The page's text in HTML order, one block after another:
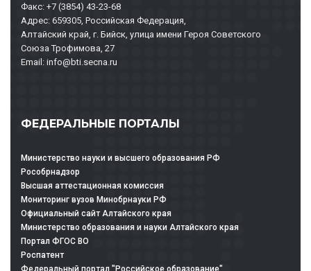
Факс: +7 (3854) 43-23-68
Адрес: 659305, Российская Федерация,
Алтайский край, г. Бийск, улица имени Героя Советского
Союза Трофимова, 27
Email: info@bti.secna.ru
ФЕДЕРАЛЬНЫЕ ПОРТАЛЫ
Министерство науки и высшего образования РФ
Рособрнадзор
Высшая аттестационная комиссия
Мониторинг вузов Минобрнауки РФ
Официальный сайт Алтайского края
Министерство образования и науки Алтайского края
Портал ФГОС ВО
Роспатент
Федеральный портал "Российское образование"